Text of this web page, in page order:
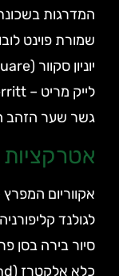
המדרגות בשכונת
שמורת פוינט
יוניון סקוור (Union Square)
לייק מריט – Lake Merritt
גשר שער הזהב
אטרקציות
אקווריום המפרץ
לגולנד קליפורניה
סיור בירה בסן
כלא אלקטרז (Alcatraz Island)